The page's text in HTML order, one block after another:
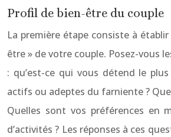
Profil de bien-être du couple
La première étape consiste à
être » de votre couple. Posez-vous
: qu’est-ce qui vous détend le
actifs ou adeptes du farniente ?
Quelles sont vos préférences en
d’activités ? Les réponses à ces